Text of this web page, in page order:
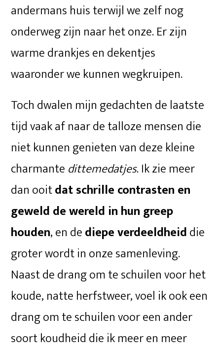
andermans huis terwijl we zelf nog
onderweg zijn naar het onze. Er zijn
warme drankjes en dekentjes
waaronder we kunnen wegkruipen.
Toch dwalen mijn gedachten de laatste
tijd vaak af naar de talloze mensen die
niet kunnen genieten van deze kleine
charmante dittemedatjes. Ik zie meer
dan ooitdat schrille contrasten en
geweld de wereld in hun greep
houden, en dediepe verdeeldheiddie
groter wordt in onze samenleving.
Naast de drang om te schuilen voor het
koude, natte herfstweer, voel ik ook een
drang om te schuilen voor een ander
soort koudheid die ik meer en meer